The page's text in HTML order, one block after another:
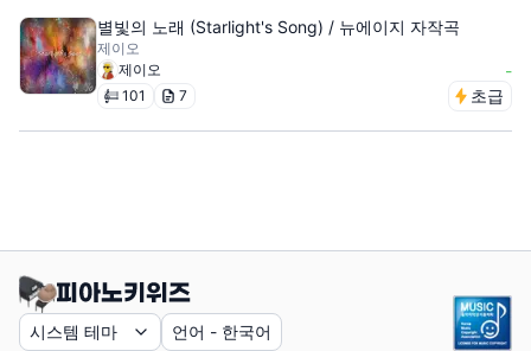
별빛의 노래 (Starlight's Song) / 뉴에이지 자작곡
제이오
제이오
-
101 7 초급
시스템 테마 언어 - 한국어